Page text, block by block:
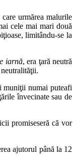
urmărea malurile
cele mai mari două
limitându-se la
iarnă, era ţară neutră
muniţii numai puteafi
învecinate sau de
promiseseră că vor
ajutorul până la 12